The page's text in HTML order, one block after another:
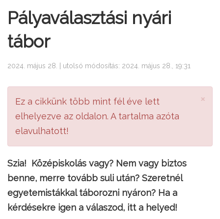
Pályaválasztási nyári
tábor
2024. május 28. | utolsó módosítás: 2024. május 28., 19:31
×
Ez a cikkünk több mint fél éve lett
elhelyezve az oldalon. A tartalma azóta
elavulhatott!
Szia! ️ Középiskolás vagy? Nem vagy biztos
benne, merre tovább suli után? Szeretnél
egyetemistákkal táborozni nyáron? Ha a
kérdésekre igen a válaszod, itt a helyed!